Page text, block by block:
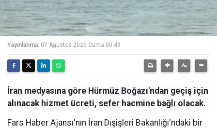
Yayınlanma: 07 Ağustos 2026 Cuma 00:49
İran medyasına göre Hürmüz Boğazı'ndan geçiş için
alınacak hizmet ücreti, sefer hacmine bağlı olacak.
Fars Haber Ajansı'nın İran Dışişleri Bakanlığı'ndaki bir